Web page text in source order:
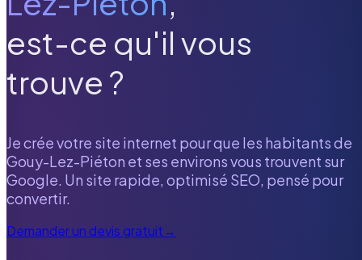
est-ce qu'il vous
trouve ?
Je crée votre site internet pour que les habitants de
Gouy-Lez-Piéton et ses environs vous trouvent sur
Google. Un site rapide, optimisé SEO, pensé pour
convertir.
Demander un devis gratuit→